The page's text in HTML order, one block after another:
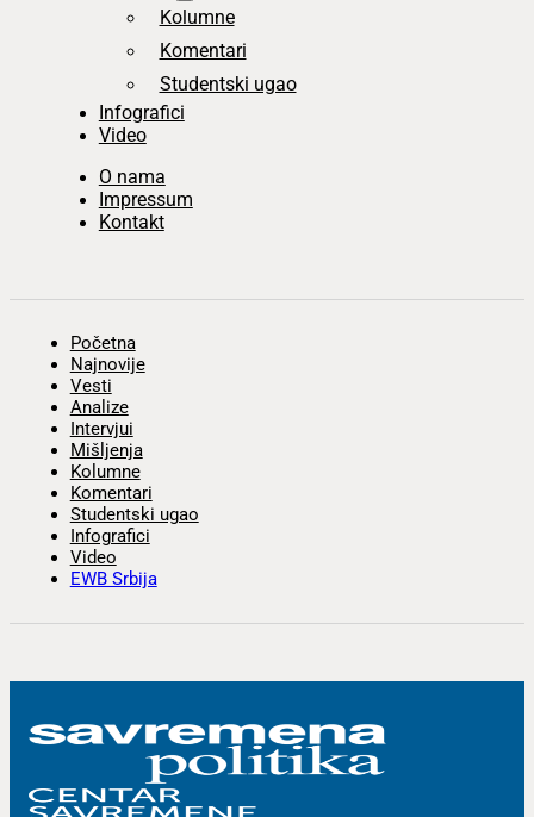
Kolumne
Komentari
Studentski ugao
Infografici
Video
O nama
Impressum
Kontakt
Početna
Najnovije
Vesti
Analize
Intervjui
Mišljenja
Kolumne
Komentari
Studentski ugao
Infografici
Video
EWB Srbija